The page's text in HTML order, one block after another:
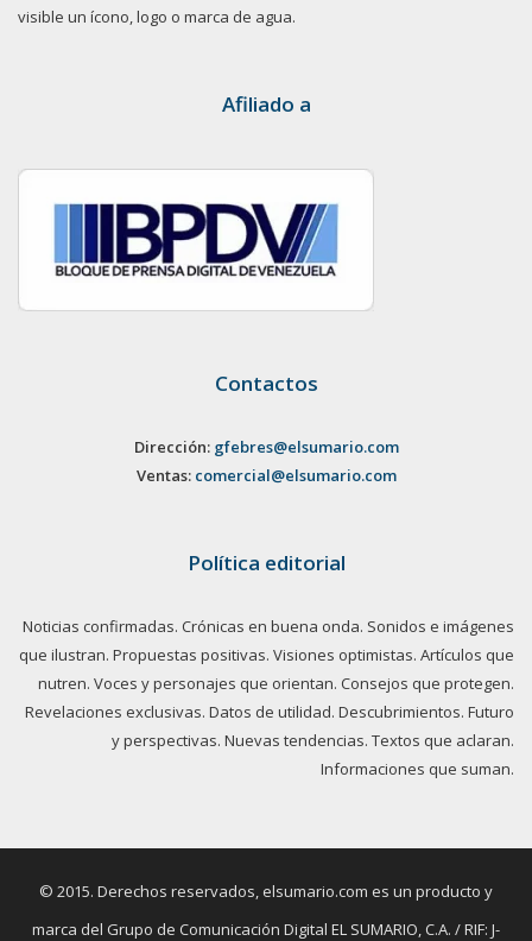
visible un ícono, logo o marca de agua.
Afiliado a
Contactos
Dirección: gfebres@elsumario.com
Ventas: comercial@elsumario.com
Política editorial
Noticias confirmadas. Crónicas en buena onda. Sonidos e imágenes
que ilustran. Propuestas positivas. Visiones optimistas. Artículos que
nutren. Voces y personajes que orientan. Consejos que protegen.
Revelaciones exclusivas. Datos de utilidad. Descubrimientos. Futuro
y perspectivas. Nuevas tendencias. Textos que aclaran.
Informaciones que suman.
© 2015. Derechos reservados, elsumario.com es un producto y
marca del Grupo de Comunicación Digital EL SUMARIO, C.A. / RIF: J-